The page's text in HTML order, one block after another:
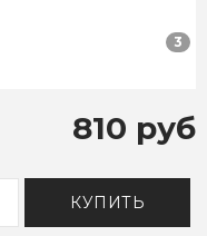
3
810 руб
КУПИТЬ